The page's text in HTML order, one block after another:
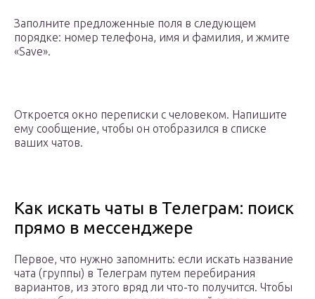
Заполните предложенные поля в следующем
порядке: номер телефона, имя и фамилия, и жмите
«Save».
Откроется окно переписки с человеком. Напишите
ему сообщение, чтобы он отобразился в списке
ваших чатов.
Как искать чаты в Телеграм: поиск
прямо в мессенджере
Первое, что нужно запомнить: если искать название
чата (группы) в Телеграм путем перебирания
вариантов, из этого вряд ли что-то получится. Чтобы